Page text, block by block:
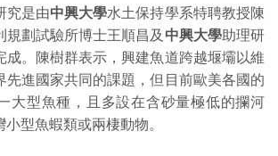
究是由中興大學水土保持學系特聘教授陳
劃試驗所博士王順昌及 中興大學助理研
成。陳樹群表示，興建魚道跨越堰壩以維
先進國家共同的課題，但目前歐美各國的
大型魚種，且多設在含砂量極低的攔河
型魚蝦類或兩棲動物。